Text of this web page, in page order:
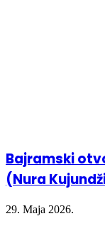
Bajramski
(Nura
29. Maja 2026.